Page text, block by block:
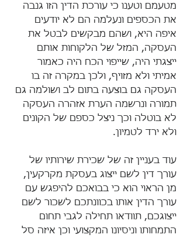
מטעמם וטענו כי עורכת הדין הזו גנבה
את הכספים ונעלמה הם לא יודעים
איפה היא, ושהם מבקשים לבטל את
העסקה, המזל של הלקוחות אותם
ייצגתי היה, שייפוי הכח היה כאמור
אמיתי ולא מזויף, ולכן במקרה זה בו
העסקה גם בוצעה בתום לב ושולמה גם
תמורה ונרשמה הערת אזהרה העסקה
לא בוטלה וכך ניצל כספם של הקונים
ולא ירד לטמיון.
עוד בעניין זה של שכירת שירותיו של
עורך דין לשם ייצוג בעסקת מקרקעין,
מן הראוי הוא כי בבואכם להיפגש עם
עורך הדין אותו בכוונתכם לשכור לשם
ייצוגכם, תוודאו תחילה לגבי תחום
התמחותו וניסיונו המקצועי וכן איזה סל